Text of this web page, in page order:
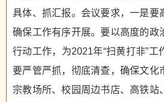
具体、抓汇报。会议要求，一是要
确保工作有序开展。要以高度的政
行动工作，为2021年“扫黄打非”工
要严管严抓，彻底清查，确保文化
宗教场所、校园周边书店、高铁站